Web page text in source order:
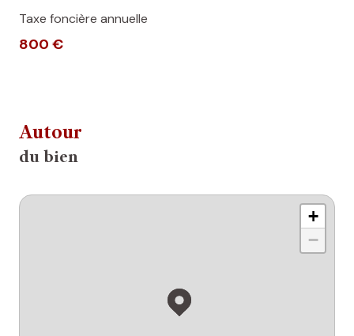
Taxe foncière annuelle
800 €
Autour
du bien
+
−